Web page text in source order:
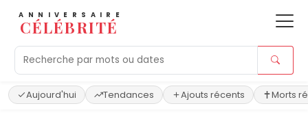
ANNIVERSAIRE
CÉLÉBRITÉ
Aujourd'hui Tendances Ajouts récents Morts